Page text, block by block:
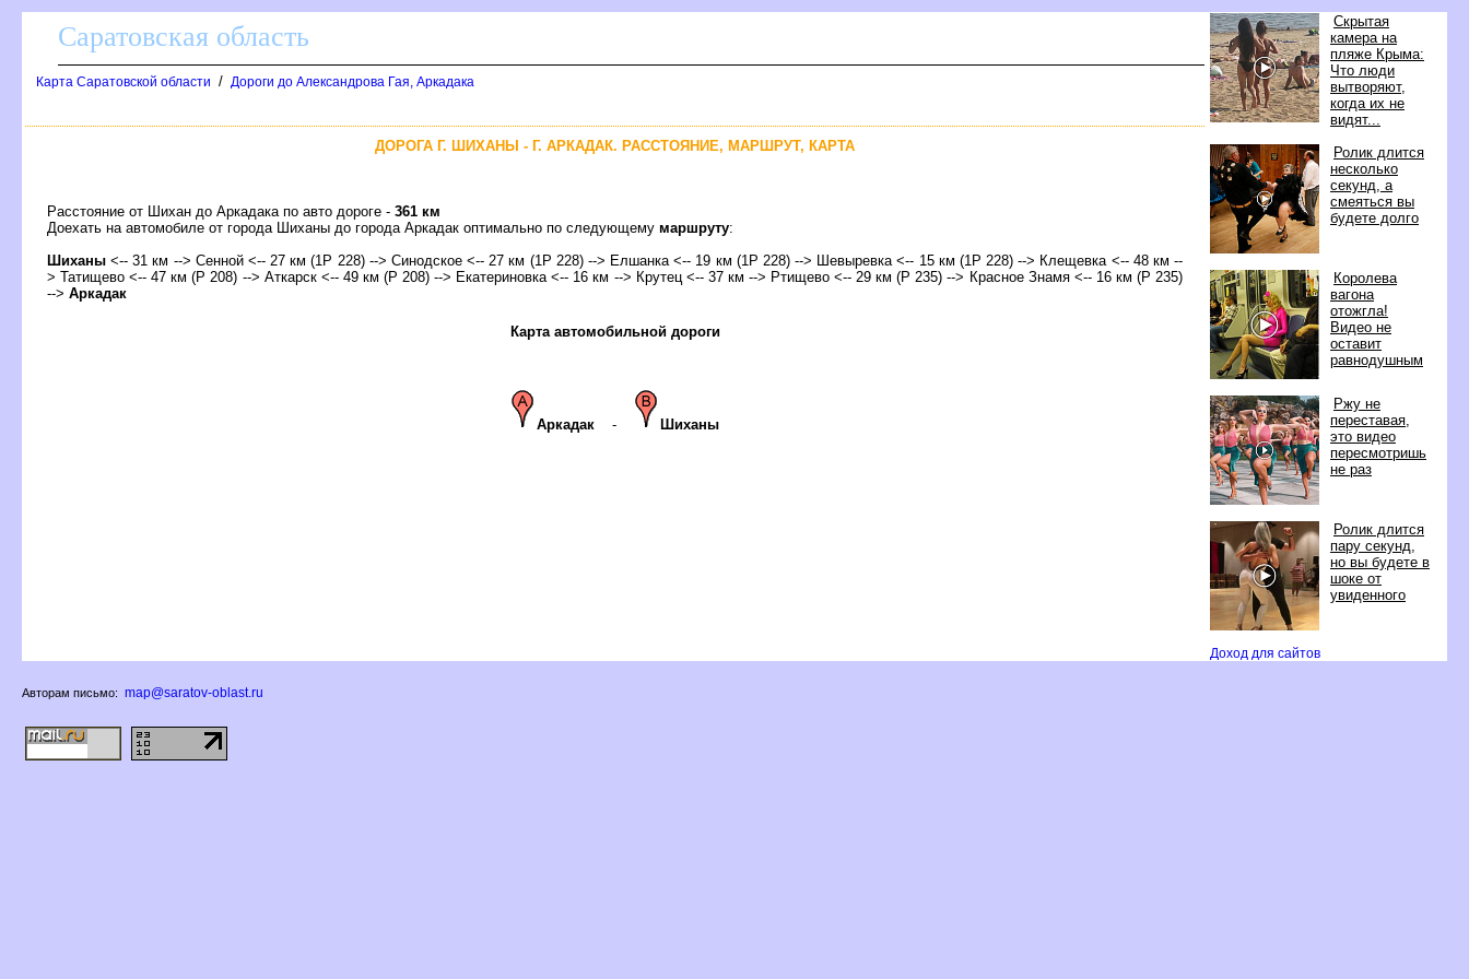
Скрытая
камера на
пляже Крыма:
Что люди
ытворяют,
когда их не
идят...
Ролик длится
несколько
секунд, а
смеяться вы
удете долго
Королева
агона
отожгла!
идео не
оставит
равнодушным
Ржу не
переставая,
это видео
пересмотришь
не раз
Ролик длится
пару секунд,
но вы будете
шоке от
увиденного
Доход для сайто
Саратовская область
Карта Саратовской области / Дороги до Александрова Гая, Аркадака
ДОРОГА Г. ШИХАНЫ - Г. АРКАДАК. РАССТОЯНИЕ, МАРШРУТ, КАРТА
Расстояние от Шихан до Аркадака по авто дороге - 361 км
Доехать на автомобиле от города Шиханы до города Аркадак оптимально по следующему маршруту:
Шиханы <-- 31 км --> Сенной <-- 27 км (1Р 228) --> Синодское <-- 27 км (1Р 228) --> Елшанка <-- 19 км (1Р 228) --> Шевыревка <-- 15 км (1Р 228) --> Клещевка <-- 48 км --
> Татищево <-- 47 км (Р 208) --> Аткарск <-- 49 км (Р 208) --> Екатериновка <-- 16 км --> Крутец <-- 37 км --> Ртищево <-- 29 км (Р 235) --> Красное Знамя <-- 16 км (Р 235)
--> Аркадак
Карта автомобильной дороги
Аркадак - Шиханы
Авторам письмо: map@saratov-oblast.ru